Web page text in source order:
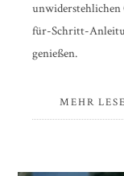
unwiderstehlichen
für-Schritt-
genießen.
MEHR